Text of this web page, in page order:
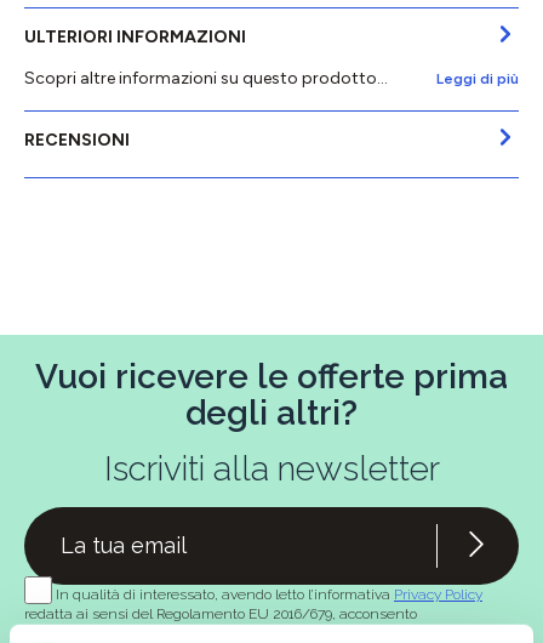
ULTERIORI INFORMAZIONI
Scopri altre informazioni su questo prodotto...
Leggi di più
RECENSIONI
Vuoi ricevere le offerte prima
degli altri?
Iscriviti alla newsletter
In qualità di interessato, avendo letto l’informativa Privacy Policy
redatta ai sensi del Regolamento EU 2016/679, acconsento